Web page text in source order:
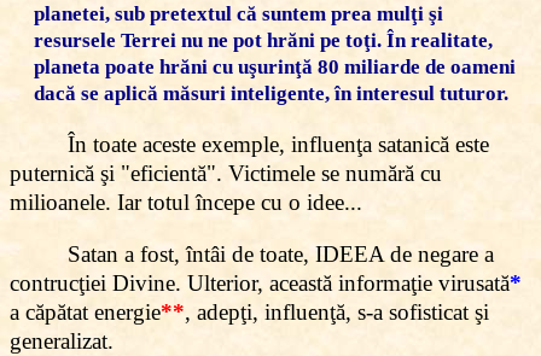
planetei, sub pretextul că suntem prea mulţi şi
resursele Terrei nu ne pot hrăni pe toţi. În realitate,
planeta poate hrăni cu uşurinţă 80 miliarde de oameni
dacă se aplică măsuri inteligente, în interesul tuturor.
În toate aceste exemple, influenţa satanică este
puternică şi "eficientă". Victimele se numără cu
milioanele. Iar totul începe cu o idee...
Satan a fost, întâi de toate, IDEEA de negare a
contrucţiei Divine. Ulterior, această informaţie virusată*
a căpătat energie**, adepţi, influenţă, s-a sofisticat şi
generalizat.